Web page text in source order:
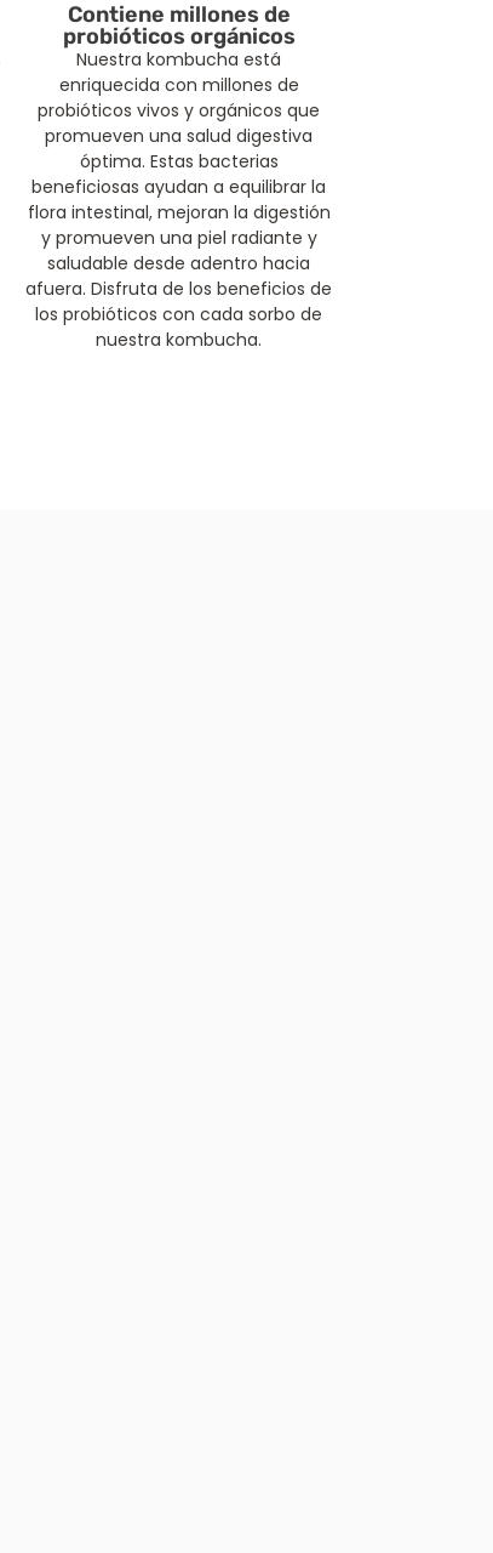
Contiene millones de
probióticos orgánicos
Nuestra kombucha está
enriquecida con millones de
probióticos vivos y orgánicos que
promueven una salud digestiva
óptima. Estas bacterias
beneficiosas ayudan a equilibrar la
flora intestinal, mejoran la digestión
y promueven una piel radiante y
saludable desde adentro hacia
afuera. Disfruta de los beneficios de
los probióticos con cada sorbo de
nuestra kombucha.